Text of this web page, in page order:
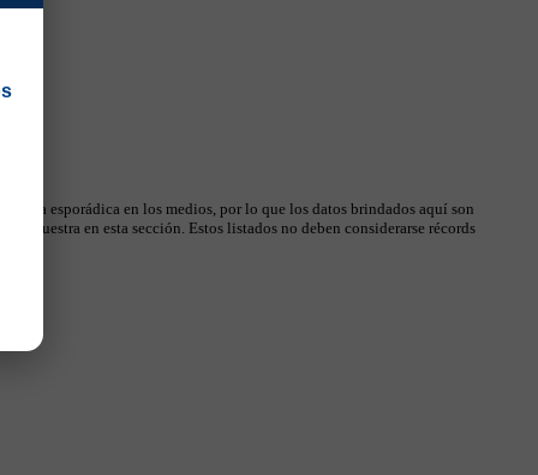
esporádica en los medios, por lo que los datos brindados aquí son
muestra en esta sección. Estos listados no deben considerarse récords